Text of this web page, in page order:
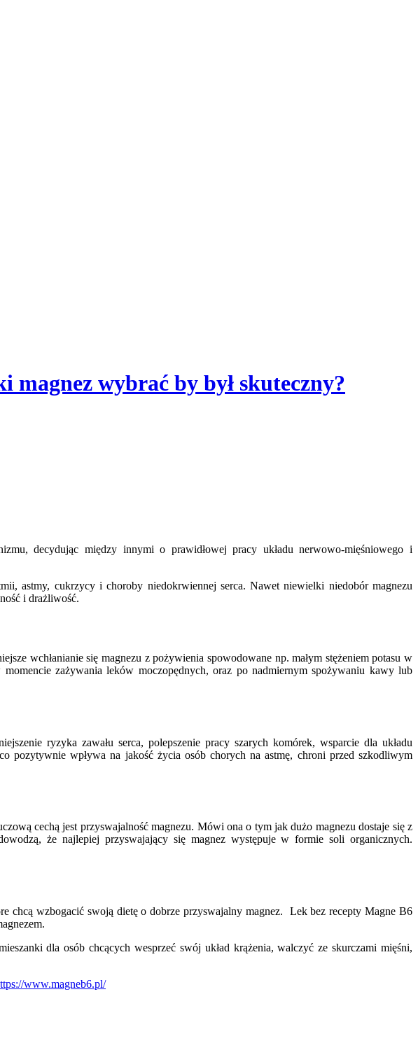
magnez wybrać by był skuteczny?
astmy, cukrzycy i choroby niedokrwiennej serca. Nawet niewielki niedobór magnezu
i drażliwość.
wchłanianie się magnezu z pożywienia spowodowane np. małym stężeniem potasu w
zażywania leków moczopędnych, oraz po nadmiernym spożywaniu kawy lub
ryzyka zawału serca, polepszenie pracy szarych komórek, wsparcie dla układu
pozytywnie wpływa na jakość życia osób chorych na astmę, chroni przed szkodliwym
cechą jest przyswajalność magnezu. Mówi ona o tym jak dużo magnezu dostaje się z
że najlepiej przyswajający się magnez występuje w formie soli organicznych.
chcą wzbogacić swoją dietę o dobrze przyswajalny magnez. Lek bez recepty Magne B6
dla osób chcących wesprzeć swój układ krążenia, walczyć ze skurczami mięśni,
www.magneb6.pl/